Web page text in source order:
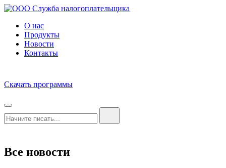
О нас
Продукты
Новости
Контакты
Скачать программы
Все новости